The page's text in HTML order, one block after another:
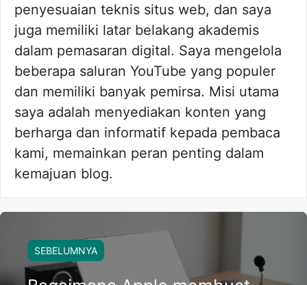
penyesuaian teknis situs web, dan saya
juga memiliki latar belakang akademis
dalam pemasaran digital. Saya mengelola
beberapa saluran YouTube yang populer
dan memiliki banyak pemirsa. Misi utama
saya adalah menyediakan konten yang
berharga dan informatif kepada pembaca
kami, memainkan peran penting dalam
kemajuan blog.
SEBELUMNYA